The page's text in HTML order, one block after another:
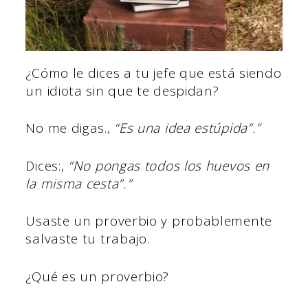
¿Cómo le dices a tu jefe que está siendo
un idiota sin que te despidan?
No me digas., “Es una idea estúpida”.”
Dices:, “No pongas todos los huevos en
la misma cesta”.”
Usaste un proverbio y probablemente
salvaste tu trabajo.
¿Qué es un proverbio?